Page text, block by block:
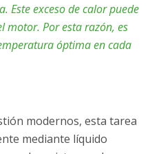
Este exceso de calor puede
motor. Por esta razón, es
óptima en cada
modernos, esta tarea
mediante líquido